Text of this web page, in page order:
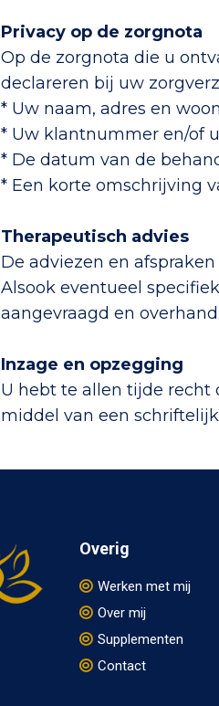
Privacy op de zorgnota
Op de zorgnota die u
declareren bij uw
* Uw naam, adres en
* Uw klantnummer en/of
* De datum van de
* Een korte omschrijving
Therapeutisch advies
De adviezen en
Alsook eventueel
aangevraagd en
Inzage en opzegging
U hebt te allen tijde recht
middel van een
Overig
Werken met mij
Over mij
Supplementen
Contact